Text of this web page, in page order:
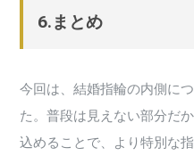
6.まとめ
今回は、結婚指輪の内側に
た。普段は見えない部分だ
込めることで、より特別な